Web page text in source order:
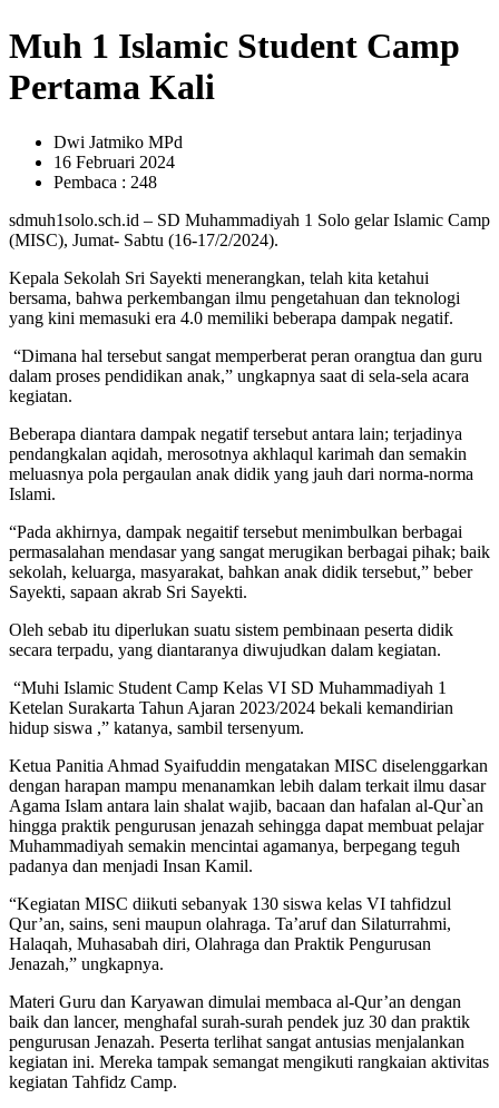
Muh 1 Islamic Student Camp
Pertama Kali
Dwi Jatmiko MPd
16 Februari 2024
Pembaca : 248
sdmuh1solo.sch.id – SD Muhammadiyah 1 Solo gelar Islamic Camp
(MISC), Jumat- Sabtu (16-17/2/2024).
Kepala Sekolah Sri Sayekti menerangkan, telah kita ketahui
bersama, bahwa perkembangan ilmu pengetahuan dan teknologi
yang kini memasuki era 4.0 memiliki beberapa dampak negatif.
“Dimana hal tersebut sangat memperberat peran orangtua dan guru
dalam proses pendidikan anak,” ungkapnya saat di sela-sela acara
kegiatan.
Beberapa diantara dampak negatif tersebut antara lain; terjadinya
pendangkalan aqidah, merosotnya akhlaqul karimah dan semakin
meluasnya pola pergaulan anak didik yang jauh dari norma-norma
Islami.
“Pada akhirnya, dampak negaitif tersebut menimbulkan berbagai
permasalahan mendasar yang sangat merugikan berbagai pihak; baik
sekolah, keluarga, masyarakat, bahkan anak didik tersebut,” beber
Sayekti, sapaan akrab Sri Sayekti.
Oleh sebab itu diperlukan suatu sistem pembinaan peserta didik
secara terpadu, yang diantaranya diwujudkan dalam kegiatan.
“Muhi Islamic Student Camp Kelas VI SD Muhammadiyah 1
Ketelan Surakarta Tahun Ajaran 2023/2024 bekali kemandirian
hidup siswa ,” katanya, sambil tersenyum.
Ketua Panitia Ahmad Syaifuddin mengatakan MISC diselenggarkan
dengan harapan mampu menanamkan lebih dalam terkait ilmu dasar
Agama Islam antara lain shalat wajib, bacaan dan hafalan al-Qur`an
hingga praktik pengurusan jenazah sehingga dapat membuat pelajar
Muhammadiyah semakin mencintai agamanya, berpegang teguh
padanya dan menjadi Insan Kamil.
“Kegiatan MISC diikuti sebanyak 130 siswa kelas VI tahfidzul
Qur’an, sains, seni maupun olahraga. Ta’aruf dan Silaturrahmi,
Halaqah, Muhasabah diri, Olahraga dan Praktik Pengurusan
Jenazah,” ungkapnya.
Materi Guru dan Karyawan dimulai membaca al-Qur’an dengan
baik dan lancer, menghafal surah-surah pendek juz 30 dan praktik
pengurusan Jenazah. Peserta terlihat sangat antusias menjalankan
kegiatan ini. Mereka tampak semangat mengikuti rangkaian aktivitas
kegiatan Tahfidz Camp.